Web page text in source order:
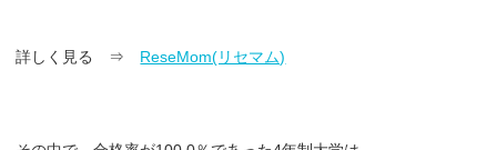
詳しく見る ⇒ ReseMom(リセマム)